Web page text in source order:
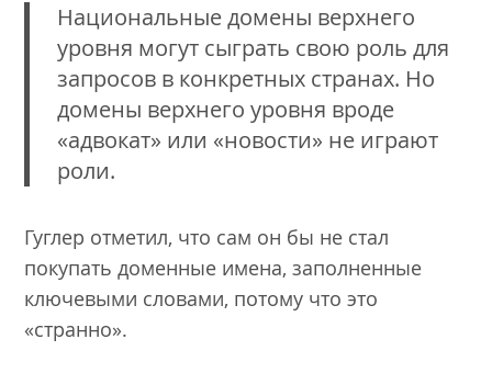
Национальные домены верхнего
уровня могут сыграть свою роль для
запросов в конкретных странах. Но
домены верхнего уровня вроде
«адвокат» или «новости» не играют
роли.
Гуглер отметил, что сам он бы не стал
покупать доменные имена, заполненные
ключевыми словами, потому что это
«странно».